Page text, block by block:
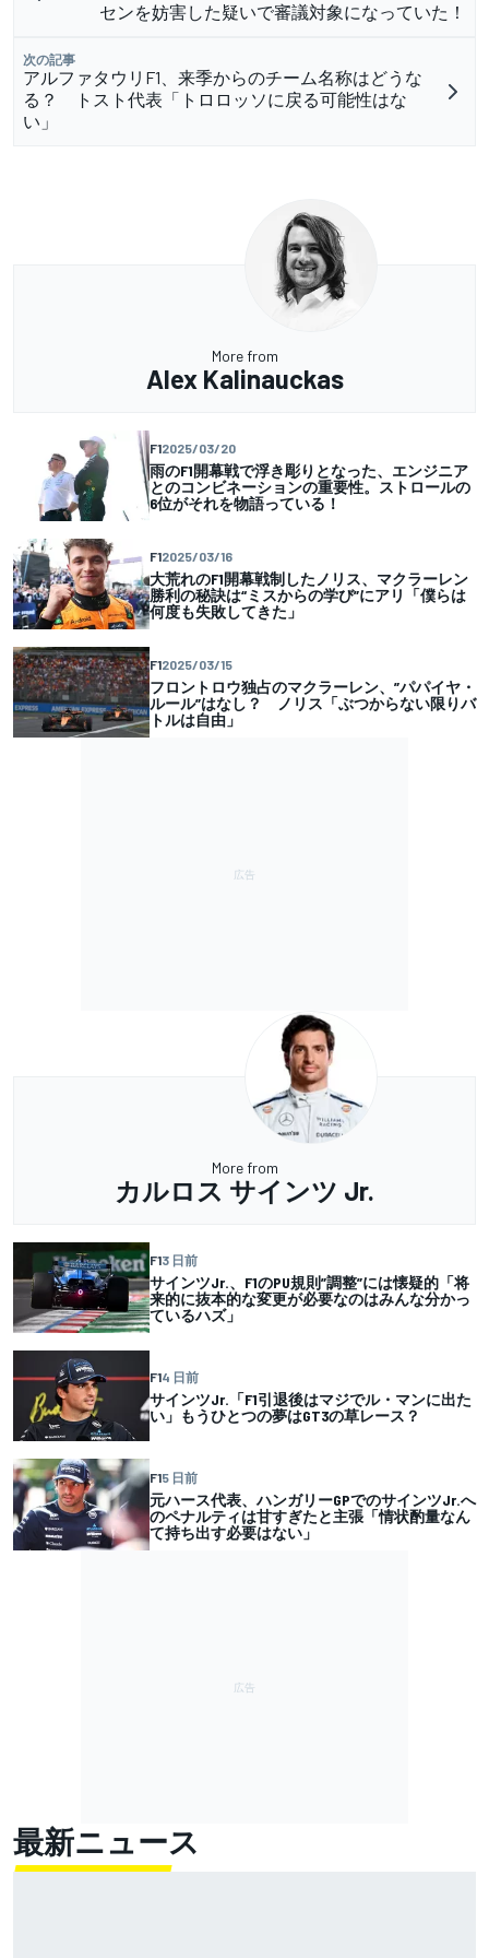
センを妨害した疑いで審議対象になっていた！
次の記事
アルファタウリF1、来季からのチーム名称はどうな
る？ トスト代表「トロロッソに戻る可能性はな
い」
More from
Alex Kalinauckas
F12025/03/20
雨のF1開幕戦で浮き彫りとなった、エンジニア
とのコンビネーションの重要性。ストロールの
6位がそれを物語っている！
F12025/03/16
大荒れのF1開幕戦制したノリス、マクラーレン
勝利の秘訣は“ミスからの学び”にアリ「僕らは
何度も失敗してきた」
F12025/03/15
フロントロウ独占のマクラーレン、”パパイヤ・
ルール”はなし？ ノリス「ぶつからない限りバ
トルは自由」
More from
カルロス サインツ Jr.
F13 日前
サインツJr.、F1のPU規則”調整”には懐疑的「将
来的に抜本的な変更が必要なのはみんな分かっ
ているハズ」
F14 日前
サインツJr.「F1引退後はマジでル・マンに出た
い」もうひとつの夢はGT3の草レース？
F15 日前
元ハース代表、ハンガリーGPでのサインツJr.へ
のペナルティは甘すぎたと主張「情状酌量なん
て持ち出す必要はない」
最新ニュース